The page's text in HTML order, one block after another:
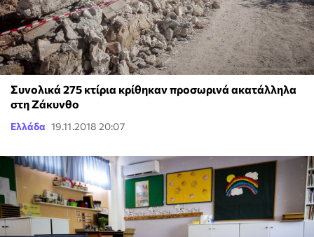
Συνολικά 275 κτίρια κρίθηκαν προσωρινά ακατάλληλα
στη Ζάκυνθο
Ελλάδα 19.11.2018 20:07